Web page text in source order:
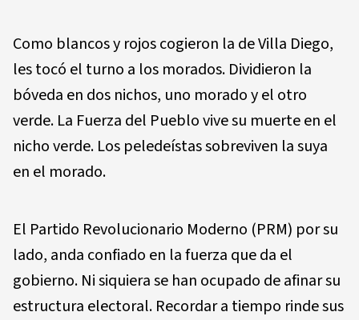
Como blancos y rojos cogieron la de Villa Diego,
les tocó el turno a los morados. Dividieron la
bóveda en dos nichos, uno morado y el otro
verde. La Fuerza del Pueblo vive su muerte en el
nicho verde. Los peledeístas sobreviven la suya
en el morado.
El Partido Revolucionario Moderno (PRM) por su
lado, anda confiado en la fuerza que da el
gobierno. Ni siquiera se han ocupado de afinar su
estructura electoral. Recordar a tiempo rinde sus